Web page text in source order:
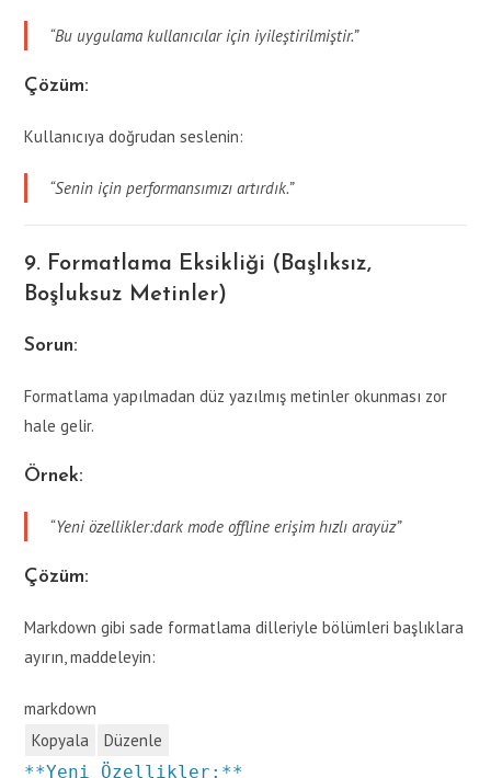
“Bu uygulama kullanıcılar için iyileştirilmiştir.”
Çözüm:
Kullanıcıya doğrudan seslenin:
“Senin için performansımızı artırdık.”
9. Formatlama Eksikliği (Başlıksız,
Boşluksuz Metinler)
Sorun:
Formatlama yapılmadan düz yazılmış metinler okunması zor
hale gelir.
Örnek:
“Yeni özellikler:dark mode offline erişim hızlı arayüz”
Çözüm:
Markdown gibi sade formatlama dilleriyle bölümleri başlıklara
ayırın, maddeleyin:
markdown
Kopyala
Düzenle
**Yeni Özellikler:**